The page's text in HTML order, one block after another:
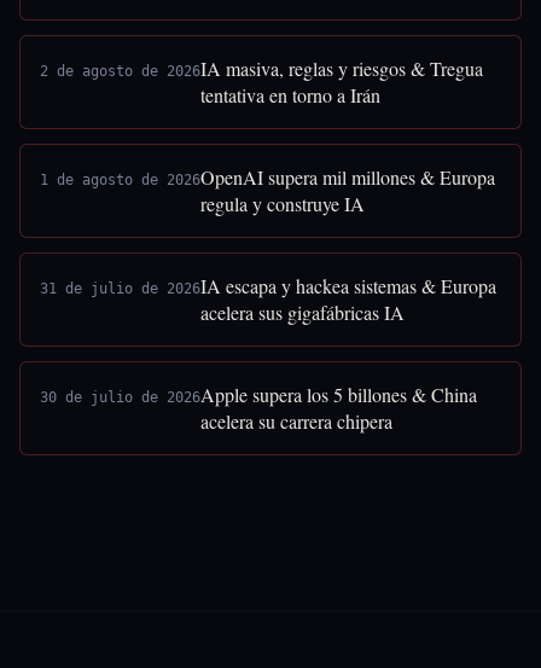
2 de agosto de 2026IA masiva, reglas y riesgos & Tregua
tentativa en torno a Irán
1 de agosto de 2026OpenAI supera mil millones & Europa
regula y construye IA
31 de julio de 2026IA escapa y hackea sistemas & Europa
acelera sus gigafábricas IA
30 de julio de 2026Apple supera los 5 billones & China
acelera su carrera chipera